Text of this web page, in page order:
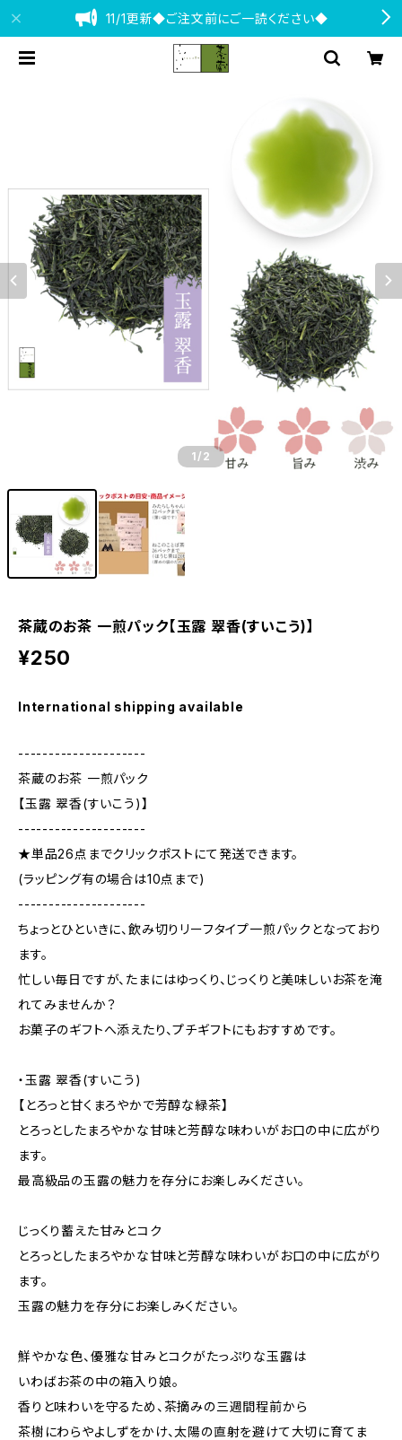
11/1更新◆ご注文前にご一読ください◆
1 /2
茶蔵のお茶 一煎パック【玉露 翠香(すいこう)】
¥250
International shipping available
---------------------
茶蔵のお茶 一煎パック
【玉露 翠香(すいこう)】
---------------------
★単品26点までクリックポストにて発送できます。
(ラッピング有の場合は10点まで)
---------------------
ちょっとひといきに、飲み切りリーフタイプ一煎パックとなっており
ます。
忙しい毎日ですが、たまにはゆっくり、じっくりと美味しいお茶を淹
れてみませんか？
お菓子のギフトへ添えたり、プチギフトにもおすすめです。
・玉露 翠香(すいこう)
【とろっと甘くまろやかで芳醇な緑茶】
とろっとしたまろやかな甘味と芳醇な味わいがお口の中に広がり
ます。
最高級品の玉露の魅力を存分にお楽しみください。
じっくり蓄えた甘みとコク
とろっとしたまろやかな甘味と芳醇な味わいがお口の中に広がり
ます。
玉露の魅力を存分にお楽しみください。
鮮やかな色、優雅な甘みとコクがたっぷりな玉露は
いわばお茶の中の箱入り娘。
香りと味わいを守るため、茶摘みの三週間程前から
茶樹にわらやよしずをかけ、太陽の直射を避けて大切に育てま